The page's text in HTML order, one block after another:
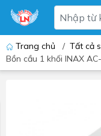
Trang chủ / Tất cả
Bồn cầu 1 khối INAX